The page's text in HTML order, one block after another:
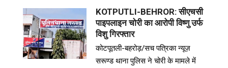
KOTPUTLI-BEHROR: सीएचसी
पाइपलाइन चोरी का आरोपी विष्णु उर्फ
विशु गिरफ्तार
कोटपूतली-बहरोड़/सच पत्रिका न्यूज़
सरूण्ड थाना पुलिस ने चोरी के मामले में